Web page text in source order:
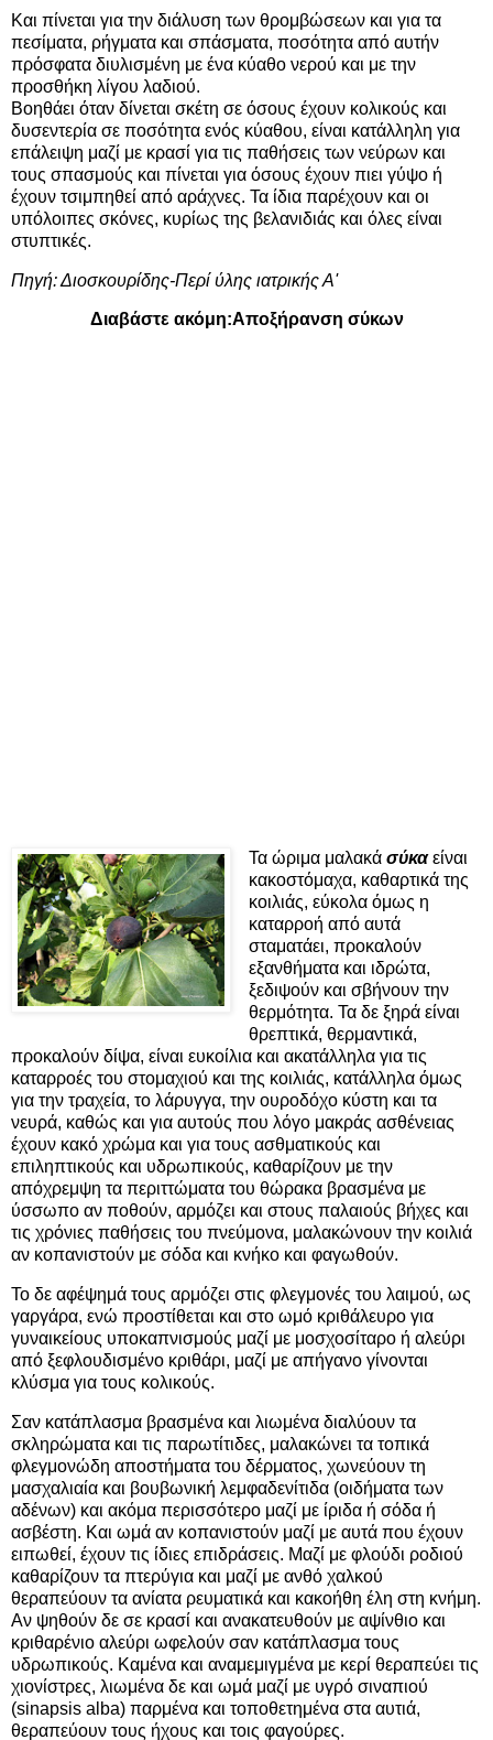
Και πίνεται για την διάλυση των θρομβώσεων και για τα
πεσίματα, ρήγματα και σπάσματα, ποσότητα από αυτήν
πρόσφατα διυλισμένη με ένα κύαθο νερού και με την
προσθήκη λίγου λαδιού.
Βοηθάει όταν δίνεται σκέτη σε όσους έχουν κολικούς και
δυσεντερία σε ποσότητα ενός κύαθου, είναι κατάλληλη για
επάλειψη μαζί με κρασί για τις παθήσεις των νεύρων και
τους σπασμούς και πίνεται για όσους έχουν πιει γύψο ή
έχουν τσιμπηθεί από αράχνες. Τα ίδια παρέχουν και οι
υπόλοιπες σκόνες, κυρίως της βελανιδιάς και όλες είναι
στυπτικές.
Πηγή:Διοσκουρίδης-Περί ύλης ιατρικής Α'
Διαβάστε ακόμη:Αποξήρανση σύκων
Τα ώριμα μαλακά σύκαείναι
κακοστόμαχα, καθαρτικά της
κοιλιάς, εύκολα όμως η
καταρροή από αυτά
σταματάει, προκαλούν
εξανθήματα και ιδρώτα,
ξεδιψούν και σβήνουν την
θερμότητα. Τα δε ξηρά είναι
θρεπτικά, θερμαντικά,
προκαλούν δίψα, είναι ευκοίλια και ακατάλληλα για τις
καταρροές του στομαχιού και της κοιλιάς, κατάλληλα όμως
για την τραχεία, το λάρυγγα, την ουροδόχο κύστη και τα
νευρά, καθώς και για αυτούς που λόγο μακράς ασθένειας
έχουν κακό χρώμα και για τους ασθματικούς και
επιληπτικούς και υδρωπικούς, καθαρίζουν με την
απόχρεμψη τα περιττώματα του θώρακα βρασμένα με
ύσσωπο αν ποθούν, αρμόζει και στους παλαιούς βήχες και
τις χρόνιες παθήσεις του πνεύμονα, μαλακώνουν την κοιλιά
αν κοπανιστούν με σόδα και κνήκο και φαγωθούν.
Το δε αφέψημά τους αρμόζει στις φλεγμονές του λαιμού, ως
γαργάρα, ενώ προστίθεται και στο ωμό κριθάλευρο για
γυναικείους υποκαπνισμούς μαζί με μοσχοσίταρο ή αλεύρι
από ξεφλουδισμένο κριθάρι, μαζί με απήγανο γίνονται
κλύσμα για τους κολικούς.
Σαν κατάπλασμα βρασμένα και λιωμένα διαλύουν τα
σκληρώματα και τις παρωτίτιδες, μαλακώνει τα τοπικά
φλεγμονώδη αποστήματα του δέρματος, χωνεύουν τη
μασχαλιαία και βουβωνική λεμφαδενίτιδα (οιδήματα των
αδένων) και ακόμα περισσότερο μαζί με ίριδα ή σόδα ή
ασβέστη. Και ωμά αν κοπανιστούν μαζί με αυτά που έχουν
ειπωθεί, έχουν τις ίδιες επιδράσεις. Μαζί με φλούδι ροδιού
καθαρίζουν τα πτερύγια και μαζί με ανθό χαλκού
θεραπεύουν τα ανίατα ρευματικά και κακοήθη έλη στη κνήμη.
Αν ψηθούν δε σε κρασί και ανακατευθούν με αψίνθιο και
κριθαρένιο αλεύρι ωφελούν σαν κατάπλασμα τους
υδρωπικούς. Καμένα και αναμεμιγμένα με κερί θεραπεύει τις
χιονίστρες, λιωμένα δε και ωμά μαζί με υγρό σιναπιού
(sinapsis alba) παρμένα και τοποθετημένα στα αυτιά,
θεραπεύουν τους ήχους και τοις φαγούρες.